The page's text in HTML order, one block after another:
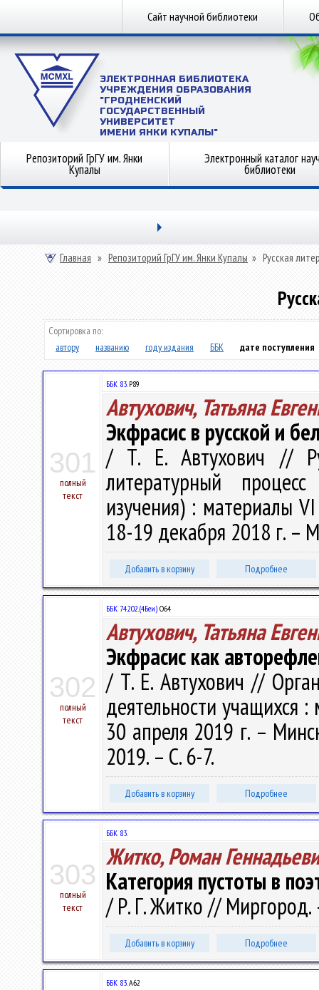
Сайт научной библиотеки
ЭЛЕКТРОННАЯ БИБЛИОТЕКА
УЧРЕЖДЕНИЯ ОБРАЗОВАНИЯ
"ГРОДНЕНСКИЙ
ГОСУДАРСТВЕННЫЙ
УНИВЕРСИТЕТ
ИМЕНИ ЯНКИ КУПАЛЫ"
Репозиторий ГрГУ им. Янки
Купалы
Электронный каталог
библиотеки
Главная » Репозиторий ГрГУ им. Янки Купалы » Русская
Сортировка по:
автору
названию году издания ББК дате поступления
301
полный
текст
ББК 83.Р89
Автухович, Татьяна
Экфрасис в русской и
/ Т. Е. Автухович //
литературный
изучения) : материалы
18-19 декабря 2018 г. –
Добавить в корзину Подробнее
302
полный
текст
ББК 74.202.(4Беи) О64
Автухович, Татьяна
Экфрасис как
/ Т. Е. Автухович //
деятельности учащихся
30 апреля 2019 г. –
2019. – С. 6-7.
Добавить в корзину Подробнее
303
полный
текст
ББК 83.
Житко, Роман
Категория пустоты в
/ Р. Г. Житко //
Добавить в корзину Подробнее
ББК 83.A62